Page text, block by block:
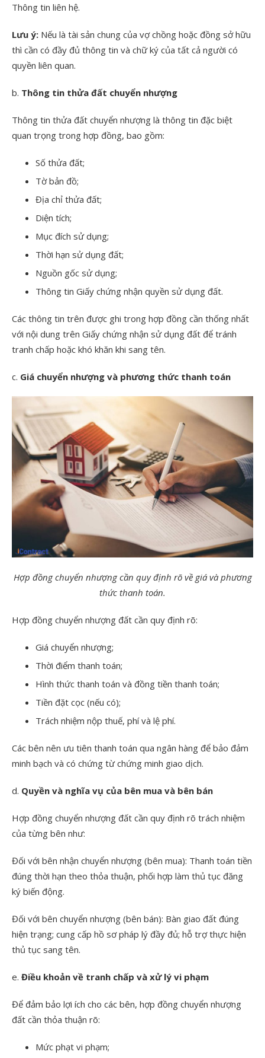
Thông tin liên hệ.
Lưu ý: Nếu là tài sản chung của vợ chồng hoặc đồng sở hữu
thì cần có đầy đủ thông tin và chữ ký của tất cả người có
quyền liên quan.
b. Thông tin thửa đất chuyển nhượng
Thông tin thửa đất chuyển nhượng là thông tin đặc biệt
quan trọng trong hợp đồng, bao gồm:
Số thửa đất;
Tờ bản đồ;
Địa chỉ thửa đất;
Diện tích;
Mục đích sử dụng;
Thời hạn sử dụng đất;
Nguồn gốc sử dụng;
Thông tin Giấy chứng nhận quyền sử dụng đất.
Các thông tin trên được ghi trong hợp đồng cần thống nhất
với nội dung trên Giấy chứng nhận sử dụng đất để tránh
tranh chấp hoặc khó khăn khi sang tên.
c. Giá chuyển nhượng và phương thức thanh toán
Hợp đồng chuyển nhượng cần quy định rõ về giá và phương
thức thanh toán.
Hợp đồng chuyển nhượng đất cần quy định rõ:
Giá chuyển nhượng;
Thời điểm thanh toán;
Hình thức thanh toán và đồng tiền thanh toán;
Tiền đặt cọc (nếu có);
Trách nhiệm nộp thuế, phí và lệ phí.
Các bên nên ưu tiên thanh toán qua ngân hàng để bảo đảm
minh bạch và có chứng từ chứng minh giao dịch.
d. Quyền và nghĩa vụ của bên mua và bên bán
Hợp đồng chuyển nhượng đất cần quy định rõ trách nhiệm
của từng bên như:
Đối với bên nhận chuyển nhượng (bên mua): Thanh toán tiền
đúng thời hạn theo thỏa thuận, phối hợp làm thủ tục đăng
ký biến động.
Đối với bên chuyển nhượng (bên bán): Bàn giao đất đúng
hiện trạng; cung cấp hồ sơ pháp lý đầy đủ; hỗ trợ thực hiện
thủ tục sang tên.
e. Điều khoản về tranh chấp và xử lý vi phạm
Để đảm bảo lợi ích cho các bên, hợp đồng chuyển nhượng
đất cần thỏa thuận rõ:
Mức phạt vi phạm;